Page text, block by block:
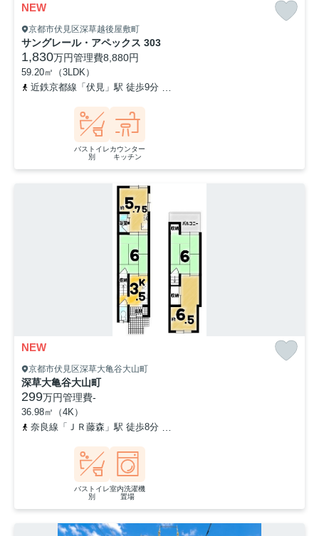
NEW
京都市伏見区深草越後屋敷町
サングレール・アペックス 303
1,830万円管理費8,880円
59.20㎡（3LDK）
近鉄京都線「伏見」駅 徒歩9分
バストイレ
別
カウンター
キッチン
NEW
京都市伏見区深草大亀谷大山町
深草大亀谷大山町
299万円管理費-
36.98㎡（4K）
奈良線「ＪＲ藤森」駅 徒歩8分
バストイレ
別
室内洗濯機
置場